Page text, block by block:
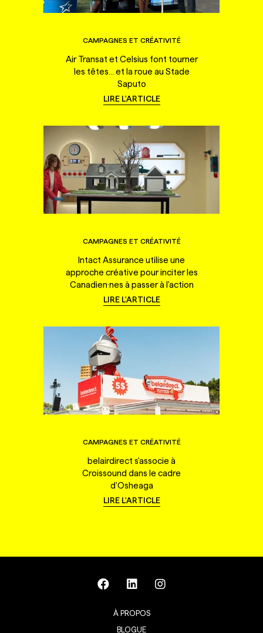
CAMPAGNES ET CRÉATIVITÉ
Air Transat et Celsius font tourner
les têtes... et la roue au Stade
Saputo
LIRE L'ARTICLE
CAMPAGNES ET CRÉATIVITÉ
Intact Assurance utilise une
approche créative pour inciter les
Canadien·nes à passer à l'action
LIRE L'ARTICLE
CAMPAGNES ET CRÉATIVITÉ
belairdirect s'associe à
Croissound dans le cadre
d'Osheaga
LIRE L'ARTICLE
À PROPOS
BLOGUE